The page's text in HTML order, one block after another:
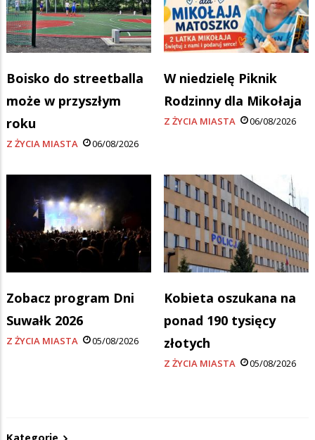
Boisko do streetballa
może w przyszłym
roku
Z ŻYCIA MIASTA 06/08/2026
W niedzielę Piknik
Rodzinny dla Mikołaja
Z ŻYCIA MIASTA 06/08/2026
Zobacz program Dni
Suwałk 2026
Z ŻYCIA MIASTA 05/08/2026
Kobieta oszukana na
ponad 190 tysięcy
złotych
Z ŻYCIA MIASTA 05/08/2026